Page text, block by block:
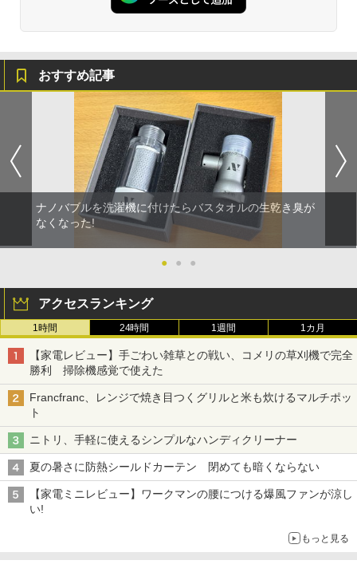
おすすめ記事
ナノバブルを洗濯機に付けたらバスタオルの生乾き臭が
なくなった!
● ● ●
アクセスランキング
1時間 24時間 1週間 1カ月
【家電レビュー】手ごわい雑草との戦い、コメリの草刈機で完全
勝利 掃除機感覚で使えた
Francfranc、レンジで焼き目つくグリルと米も炊けるマルチポッ
ト
ニトリ、手軽に使えるシンプルなハンディクリーナー
夏の暑さに防熱シールドカーテン 閉めても暗くならない
【家電ミニレビュー】ワークマンの腰につける爆風ファンが涼し
い!
もっと見る